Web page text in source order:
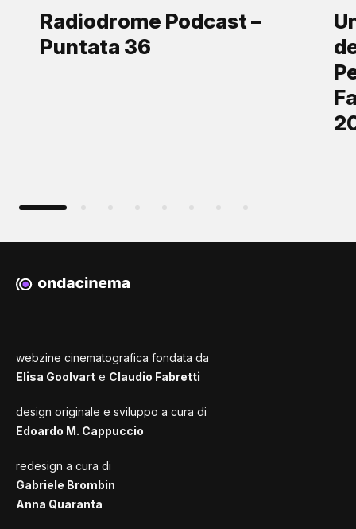
Radiodrome Podcast –
Puntata 36
webzine cinematografica fondata da
Elisa Goolvart e Claudio Fabretti
design originale e sviluppo a cura di
Edoardo M. Cappuccio
redesign a cura di
Gabriele Brombin
Anna Quaranta